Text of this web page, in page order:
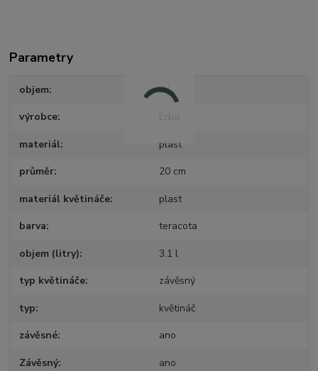
Parametry
objem 3 l
výrobce
materiál plast
průměr 20 cm
materiál květináče plast
barva teracota
objem (litry) 3.1 l
typ květináče závěsný
typ květináč
závěsné ano
Závěsný ano